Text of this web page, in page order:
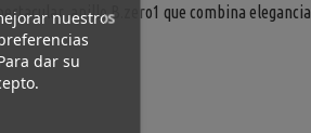
anillo B.zero1 que combina elegancia
nuestros
dar su